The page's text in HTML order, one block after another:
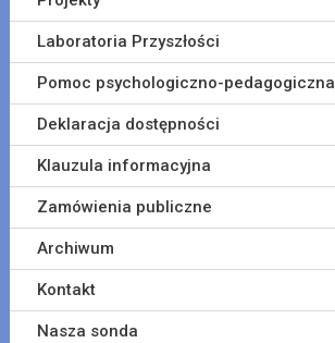
Laboratoria Przyszłości
Pomoc psychologiczno-pedagogiczna
Deklaracja dostępności
Klauzula informacyjna
Zamówienia publiczne
Archiwum
Kontakt
Nasza sonda